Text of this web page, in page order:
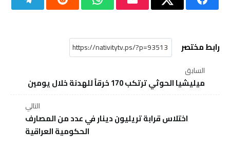
رابط مختصر
السابق
ميليشيا الحوثي ترتكب 170 خرقاً للهدنة خلال يومين
التالي
اختلاس قرابة تريليون دينار في عدد من المصارف
الحكومية العراقية